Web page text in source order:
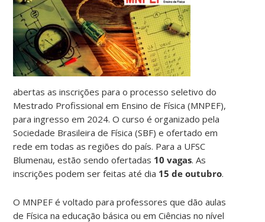
abertas as inscrições para o processo seletivo do
Mestrado Profissional em Ensino de Física (MNPEF),
para ingresso em 2024. O curso é organizado pela
Sociedade Brasileira de Física (SBF) e ofertado em
rede em todas as regiões do país. Para a UFSC
Blumenau, estão sendo ofertadas 10 vagas. As
inscrições podem ser feitas até dia 15 de outubro.
O MNPEF é voltado para professores que dão aulas
de Física na educação básica ou em Ciências no nível